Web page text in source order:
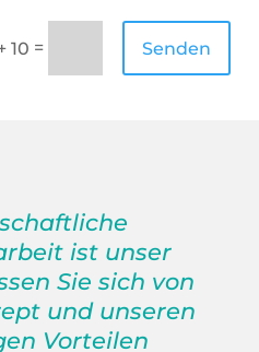
10 = Senden
ist unser
Sie sich von
und unseren
Vorteilen